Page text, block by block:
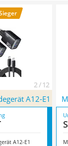
uns hier im
C-Kabel
2 / 12
A12-E1
A12-E1